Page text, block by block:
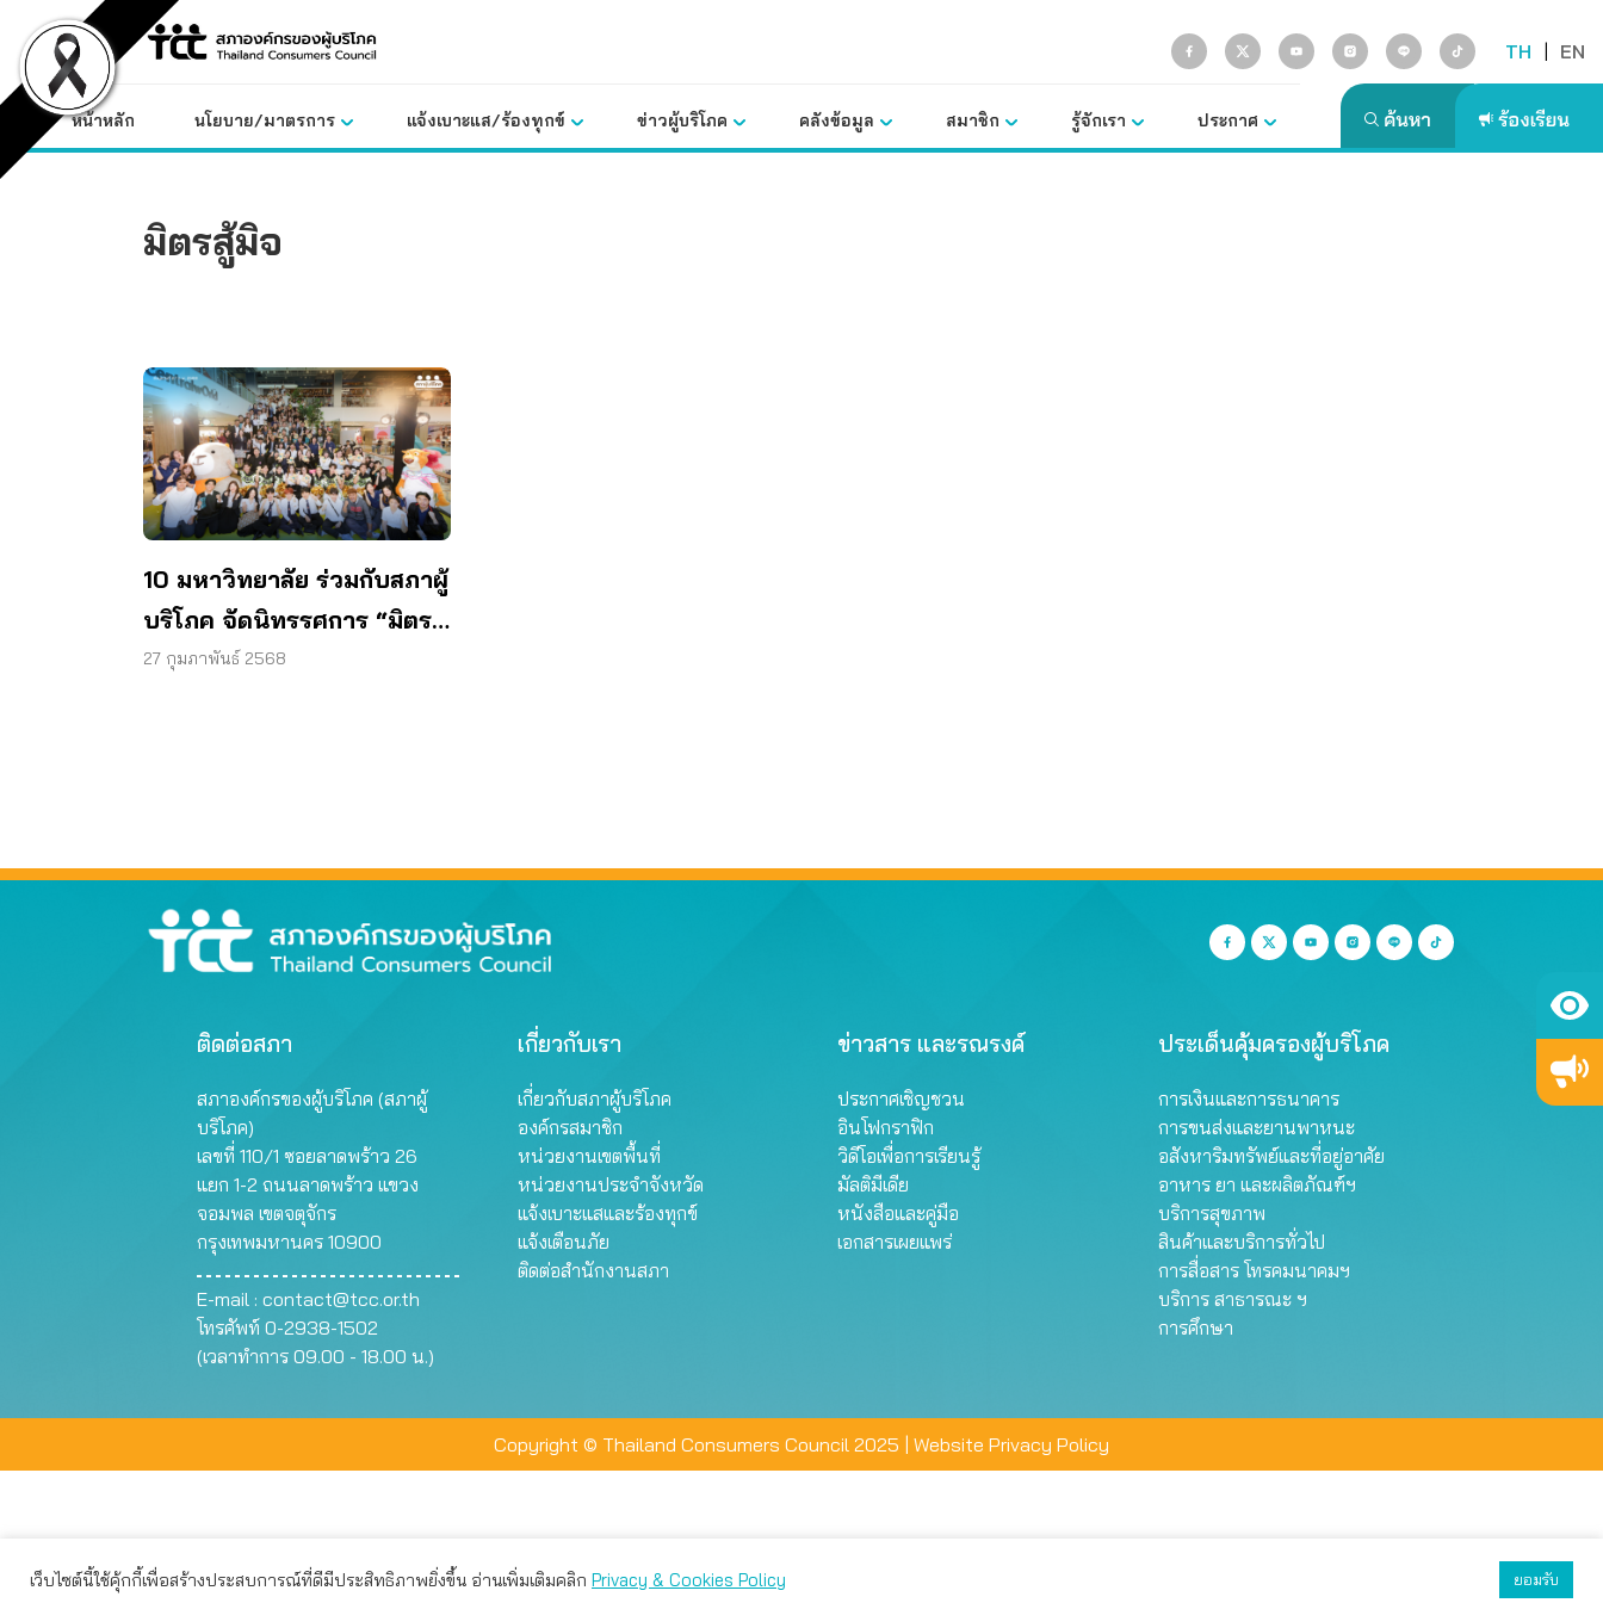
content
TH | EN
หน้าหลัก นโยบาย/มาตรการ แจ้งเบาะแส/ร้องทุกข์ ข่าวผู้บริโภค คลังข้อมูล สมาชิก รู้จักเรา ประกาศ
มิตรสู้มิจ
10 มหาวิทยาลัย ร่วมกับสภาผู้
บริโภค จัดนิทรรศการ “มิตรสู้
มิจ” ผลงานสร้างสรรค์คนรุ่น
27 กุมภาพันธ์ 2568
ติดต่อสภา
สภาองค์กรของผู้บริโภค (สภาผู้
บริโภค)
เลขที่ 110/1 ซอยลาดพร้าว 26
แยก 1-2 ถนนลาดพร้าว แขวง
จอมพล เขตจตุจักร
กรุงเทพมหานคร 10900
E-mail : contact@tcc.or.th
โทรศัพท์ 0-2938-1502
(เวลาทำการ 09.00 - 18.00 น.)
เกี่ยวกับเรา
เกี่ยวกับสภาผู้บริโภค
องค์กรสมาชิก
หน่วยงานเขตพื้นที่
หน่วยงานประจำจังหวัด
แจ้งเบาะแสและร้องทุกข์
แจ้งเตือนภัย
ติดต่อสำนักงานสภา
ข่าวสาร และรณรงค์
ประกาศเชิญชวน
อินโฟกราฟิก
วิดีโอเพื่อการเรียนรู้
มัลติมีเดีย
หนังสือและคู่มือ
เอกสารเผยแพร่
ประเด็นคุ้มครองผู้บริโภค
การเงินและการธนาคาร
การขนส่งและยานพาหนะ
อสังหาริมทรัพย์และที่อยู่อาศัย
อาหาร ยา และผลิตภัณฑ์ฯ
บริการสุขภาพ
สินค้าและบริการทั่วไป
การสื่อสาร โทรคมนาคมฯ
บริการ สาธารณะ ฯ
การศึกษา
Copyright © Thailand Consumers Council 2025 | Website Privacy Policy
เว็บไซต์นี้ใช้คุ้กกี้เพื่อสร้างประสบการณ์ที่ดีมีประสิทธิภาพยิ่งขึ้น อ่านเพิ่มเติมคลิก Privacy & Cookies Policy ยอมรับ
เว็บไซต์นี้ใช้คุกกี้เพื่อมอบประสบการณ์การใช้งานที่ดีให้แก่ท่าน คุณสามารถเลือกตั้งค่าความเป็นส่วนตัวได้